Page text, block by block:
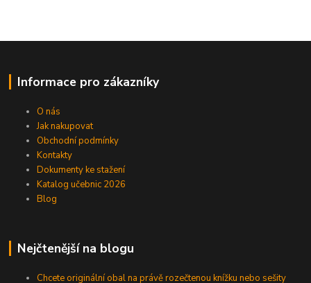
Informace pro zákazníky
O nás
Jak nakupovat
Obchodní podmínky
Kontakty
Dokumenty ke stažení
Katalog učebnic 2026
Blog
Nejčtenější na blogu
Chcete originální obal na právě rozečtenou knížku nebo sešity